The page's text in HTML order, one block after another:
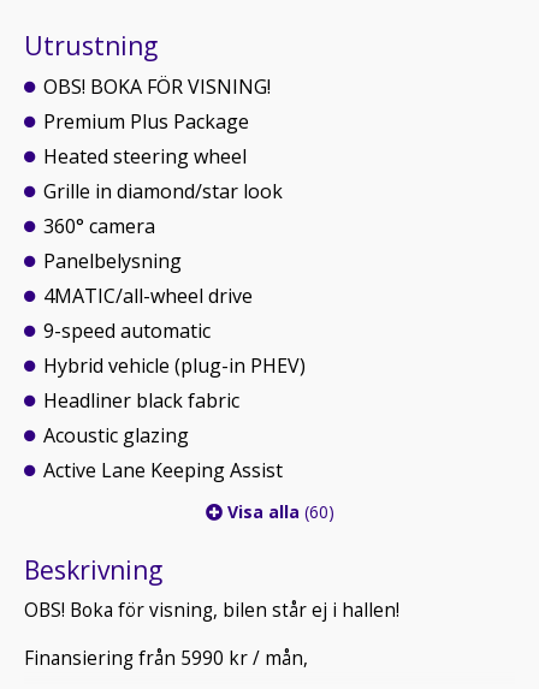
Utrustning
OBS! BOKA FÖR VISNING!
Premium Plus Package
Heated steering wheel
Grille in diamond/star look
360° camera
Panelbelysning
4MATIC/all-wheel drive
9-speed automatic
Hybrid vehicle (plug-in PHEV)
Headliner black fabric
Acoustic glazing
Active Lane Keeping Assist
Visa alla (60)
Beskrivning
OBS! Boka för visning, bilen står ej i hallen!
Finansiering från 5990 kr / mån,